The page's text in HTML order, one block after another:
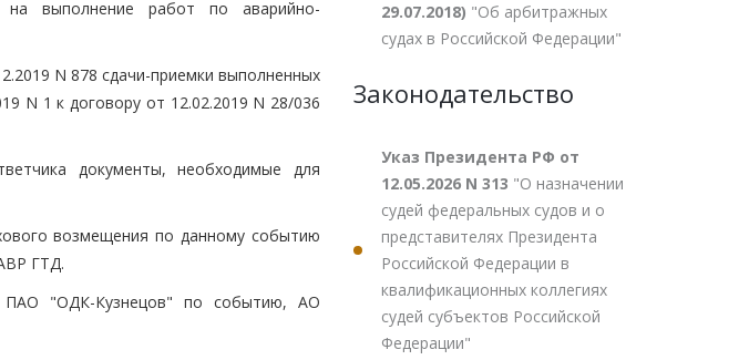
выполнение работ по аварийно-
N 878 сдачи-приемки выполненных
N 1 к договору от 12.02.2019 N 28/036
документы, необходимые для
возмещения по данному событию
ГТД.
ПАО "ОДК-Кузнецов" по событию, АО
29.07.2018) "Об арбитражных
судах в Российской Федерации"
Законодательство
Указ Президента РФ от
12.05.2026 N 313 "О назначении
судей федеральных судов и о
представителях Президента
Российской Федерации в
квалификационных коллегиях
судей субъектов Российской
Федерации"